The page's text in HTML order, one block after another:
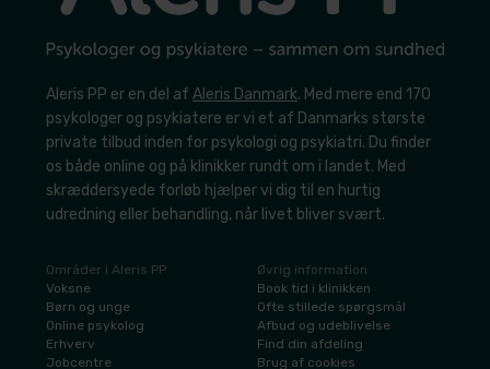
Aleris PP er en del afAleris Danmark. Med mere end 170
psykologer og psykiatere er vi et af Danmarks største
private tilbud inden for psykologi og psykiatri. Du finder
os både online og på klinikker rundt om i landet. Med
skræddersyede forløb hjælper vi dig til en hurtig
udredning eller behandling, når livet bliver svært.
Områder i Aleris PP
​Voksne
​Børn og unge
​Online psykolog
​Erhverv
​Jobcentre
Øvrig information
​Book tid i klinikken
​Ofte stillede spørgsmål
Afbud og udeblivelse
​Find din afdeling
​Brug af cookies